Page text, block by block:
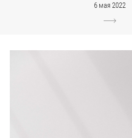
6 мая 2022